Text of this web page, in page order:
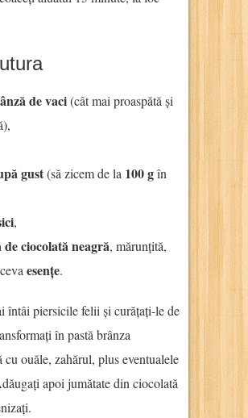
de vaci(cât mai proaspătă și
gust(să zicem de la 100 gîn
,
de ciocolată neagră, mărunțită,
esențe.
întâi piersicile felii și curățați-le de
în pastă brânza
cu ouăle, zahărul, plus eventualele
apoi jumătate din ciocolată